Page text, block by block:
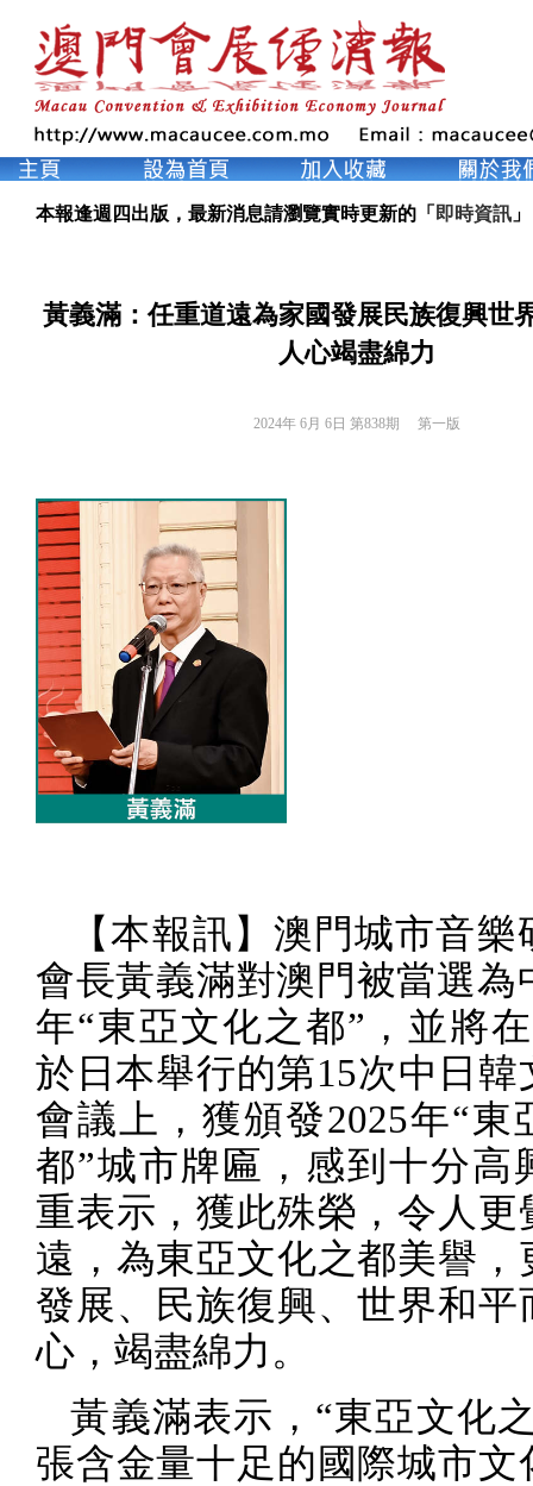
本報逢週四出版，最新消息請瀏覽實時更新的「 即時資訊 」
黃義滿：任重道遠為家國發展民族復興世
人心竭盡綿力
2024年 6月 6日 第838期 第一版
【本報訊】澳門城市音
會長黃義滿對澳門被當選為
年“東亞文化之都”，並將
於日本舉行的第15次中日韓
會議上，獲頒發2025年“東
都”城市牌匾，感到十分高
重表示，獲此殊榮，令人更
遠，為東亞文化之都美譽，
發展、民族復興、世界和平
心，竭盡綿力。
黃義滿表示，“東亞文化
張含金量十足的國際城市文